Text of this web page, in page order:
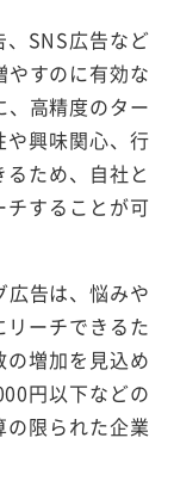
SNS広告など
すのに有効な
高精度のター
興味関心、行
ため、自社と
することが可
告は、悩みや
ーチできるた
増加を見込め
円以下などの
限られた企業